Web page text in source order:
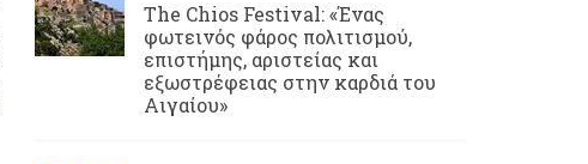
Τhe Chios Festival: «Ένας
φωτεινός φάρος πολιτισμού,
επιστήμης, αριστείας και
εξωστρέφειας στην καρδιά του
Αιγαίου»